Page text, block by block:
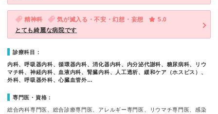
精神科 気が滅入る・不安・幻想・妄想
5.0
とても綺麗な病院です
診療科目：
内科、呼吸器内科、循環器内科、消化器内科、内分泌代謝科、糖尿病科、リウ
マチ科、神経内科、血液内科、腎臓内科、人工透析、緩和ケア（ホスピス）、
外科、呼吸器外科、心臓血管外…
専門医・資格：
総合内科専門医、総合診療専門医、アレルギー専門医、リウマチ専門医、感染